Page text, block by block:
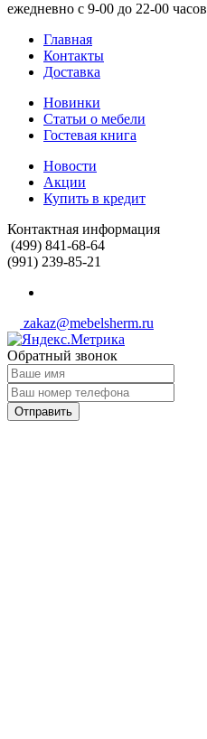
ежедневно с 9-00 до 22-00 часов
Главная
Контакты
Доставка
Новинки
Статьи о мебели
Гостевая книга
Новости
Акции
Купить в кредит
Контактная информация
(499) 841-68-64
(991) 239-85-21
zakaz@mebelsherm.ru
Обратный звонок
Отправить